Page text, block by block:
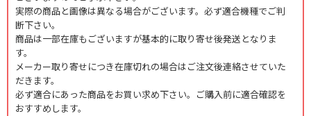
実際の商品と画像は異なる場合がございます。必ず適合機種でご判
断下さい。
商品は一部在庫もございますが基本的に取り寄せ後発送となりま
す。
メーカー取り寄せにつき在庫切れの場合はご注文後連絡させていた
だきます。
必ず適合にあった商品をお買い求め下さい。ご購入前に適合確認を
おすすめします。